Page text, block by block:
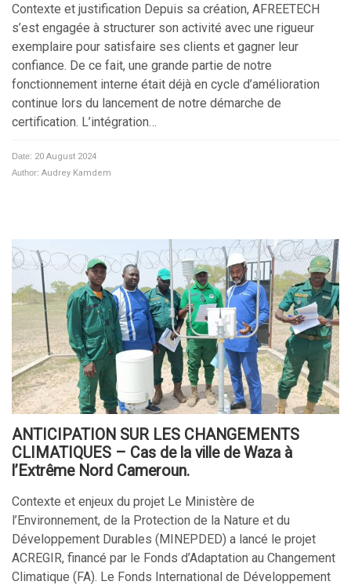
Contexte et justification Depuis sa création, AFREETECH
s’est engagée à structurer son activité avec une rigueur
exemplaire pour satisfaire ses clients et gagner leur
confiance. De ce fait, une grande partie de notre
fonctionnement interne était déjà en cycle d’amélioration
continue lors du lancement de notre démarche de
certification. L’intégration…
Date: 20 August 2024
Author: Audrey Kamdem
ANTICIPATION SUR LES CHANGEMENTS
CLIMATIQUES – Cas de la ville de Waza à
l’Extrême Nord Cameroun.
Contexte et enjeux du projet Le Ministère de
l’Environnement, de la Protection de la Nature et du
Développement Durables (MINEPDED) a lancé le projet
ACREGIR, financé par le Fonds d’Adaptation au Changement
Climatique (FA). Le Fonds International de Développement